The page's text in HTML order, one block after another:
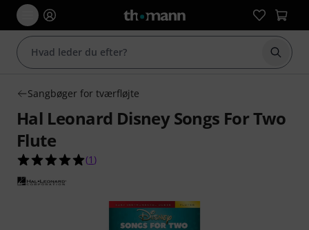
Start
Sangbøger for tværfløjte
Hal Leonard Disney Songs For Two
Flute
5.0 ud af 5 stjerner fra 1 kundebedømmelser
(1 )